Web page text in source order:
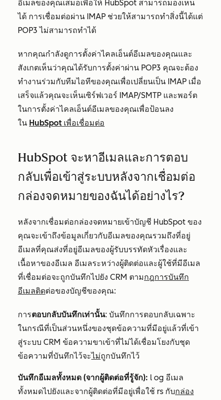
อีเมลของคุณเสมอเพื่อให้ HubSpot สามารถมองเห็น
ได้ การเชื่อมต่อผ่าน IMAP ช่วยให้สามารถทำสิ่งนี้ได้แต่
POP3 ไม่สามารถทำได้
หากคุณกำลังดูการตั้งค่าไคลเอ็นต์อีเมลของคุณและ
สังเกตเห็นว่าคุณได้รับการตั้งค่าผ่าน POP3 คุณจะต้อง
ทำงานร่วมกับทีมไอทีของคุณเพื่อเปลี่ยนเป็น IMAP เมื่อ
เสร็จแล้วคุณจะเห็นเซิร์ฟเวอร์ IMAP/SMTP และพอร์ต
ในการตั้งค่าไคลเอ็นต์อีเมลของคุณเพื่อป้อนลง
ใน HubSpot เพื่อเชื่อมต่อ
HubSpot จะหาอีเมลและการตอบ
กลับเพื่อเข้าสู่ระบบหลังจากเชื่อมต่อ
กล่องจดหมายของฉันได้อย่างไร?
หลังจากเชื่อมต่อกล่องจดหมายเข้าบัญชี HubSpot ของ
คุณจะเข้าถึงข้อมูลเกี่ยวกับอีเมลของคุณรวมถึงที่อยู่
อีเมลที่คุณส่งที่อยู่อีเมลของผู้รับบรรทัดหัวเรื่องและ
เนื้อหาของอีเมล อีเมลระหว่างผู้ติดต่อและผู้ใช้ที่มีอีเมล
ที่เชื่อมต่อจะถูกบันทึกไปยัง CRM ตามกฎการบันทึก
อีเมลติดต่อของบัญชีของคุณ:
การตอบกลับบันทึกเท่านั้น: บันทึกการตอบกลับเฉพาะ
ในกรณีที่เป็นส่วนหนึ่งของชุดข้อความที่มีอยู่แล้วที่เข้า
สู่ระบบ CRM ข้อความขาเข้าที่ไม่ได้เชื่อมโยงกับชุด
ข้อความที่บันทึกไว้จะไม่ถูกบันทึกไว้
บันทึกอีเมลทั้งหมด (จากผู้ติดต่อที่รู้จัก): l og อีเมล
ทั้งหมดไปยังและจากผู้ติดต่อที่มีอยู่เพื่อใช้ rs กับกล่อง